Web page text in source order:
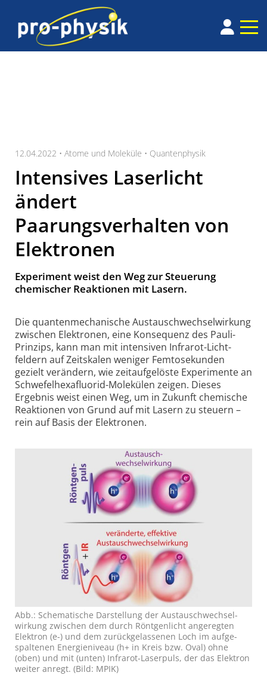
12.04.2022 • Atome und Moleküle • Quantenphysik
Intensives Laserlicht
ändert
Paarungsverhalten von
Elektronen
Experiment weist den Weg zur Steuerung
chemischer Reaktionen mit Lasern.
Die quanten­mechanische Austausch­wechsel­wirkung
zwischen Elektronen, eine Konsequenz des Pauli-
Prinzips, kann man mit intensiven Infrarot-Licht­
feldern auf Zeitskalen weniger Femto­sekunden
gezielt verändern, wie zeit­auf­ge­löste Experimente an
Schwefel­hexa­fluorid-Molekülen zeigen. Dieses
Ergebnis weist einen Weg, um in Zukunft chemische
Reaktionen von Grund auf mit Lasern zu steuern –
rein auf Basis der Elektronen.
Abb.: Schematische Dar­stel­lung der Aus­tausch­wechsel­
wirkung zwischen dem durch Röntgen­licht an­ge­regten
Elek­tron (e-) und dem zurück­ge­las­senen Loch im auf­ge­
spal­tenen Energie­niveau (h+ in Kreis bzw. Oval) ohne
(oben) und mit (unten) Infra­rot-Laser­puls, der das Elek­tron
weiter an­regt. (Bild: MPIK)